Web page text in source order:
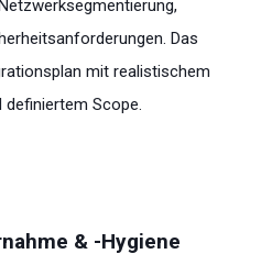
Das
mit realistischem
definiertem Scope.
& -Hygiene